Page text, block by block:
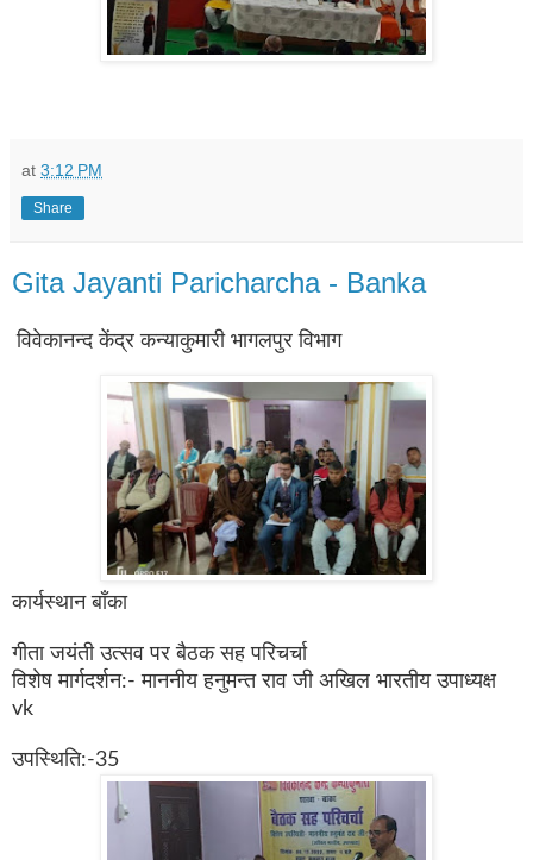
at 3:12 PM
Share
Gita Jayanti Paricharcha - Banka
विवेकानन्द केंद्र कन्याकुमारी भागलपुर विभाग
कार्यस्थान बाँका
गीता जयंती उत्सव पर बैठक सह परिचर्चा
विशेष मार्गदर्शन:- माननीय हनुमन्त राव जी अखिल भारतीय उपाध्यक्ष
vk
उपस्थिति:-35